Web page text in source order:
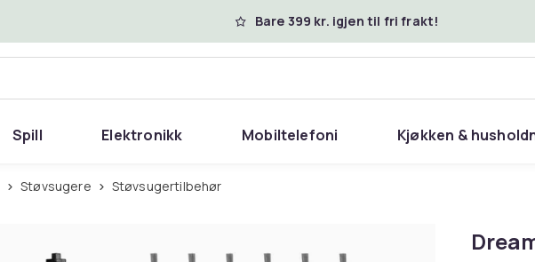
Bare 399 kr. igjen til fri frakt!
Spill Elektronikk Mobiltelefoni Kjøkken &
Støvsugere Støvsugertilbehør